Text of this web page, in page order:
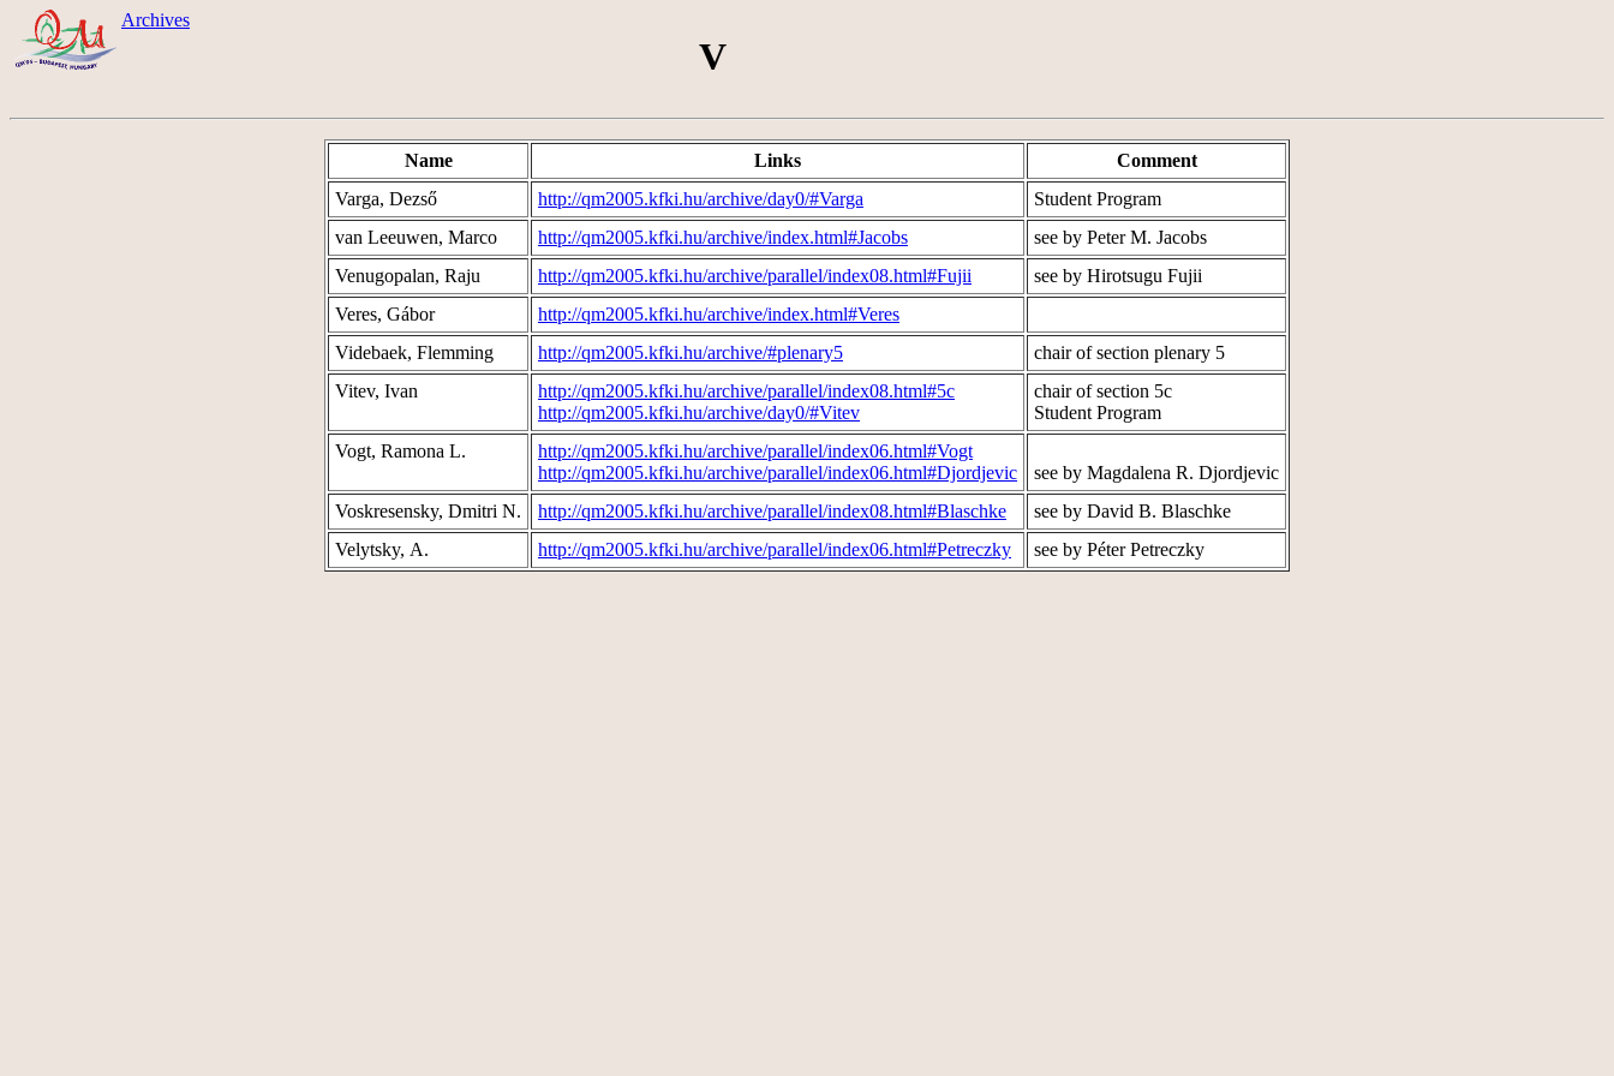
Archives
V
Name Links
Comment
Varga, Dezső
http://qm2005.kfki.hu/archive/day0/#Varga
Student Program
van Leeuwen, Marco
http://qm2005.kfki.hu/archive/index.html#Jacobs
see by Peter M. Jacobs
Venugopalan, Raju
http://qm2005.kfki.hu/archive/parallel/index08.html#Fujii
see by Hirotsugu Fujii
Veres, Gábor
http://qm2005.kfki.hu/archive/index.html#Veres
Videbaek, Flemming
http://qm2005.kfki.hu/archive/#plenary5
chair of section plenary 5
Vitev, Ivan
http://qm2005.kfki.hu/archive/parallel/index08.html#5c
http://qm2005.kfki.hu/archive/day0/#Vitev
chair of section 5c
Student Program
Vogt, Ramona L.
http://qm2005.kfki.hu/archive/parallel/index06.html#Vogt
http://qm2005.kfki.hu/archive/parallel/index06.html#Djordjevic
see by Magdalena R. Djordjevic
Voskresensky, Dmitri N.
http://qm2005.kfki.hu/archive/parallel/index08.html#Blaschke
see by David B. Blaschke
Velytsky, A.
http://qm2005.kfki.hu/archive/parallel/index06.html#Petreczky see by Péter Petreczky